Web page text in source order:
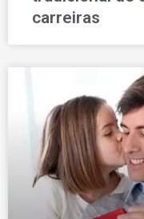
carreiras